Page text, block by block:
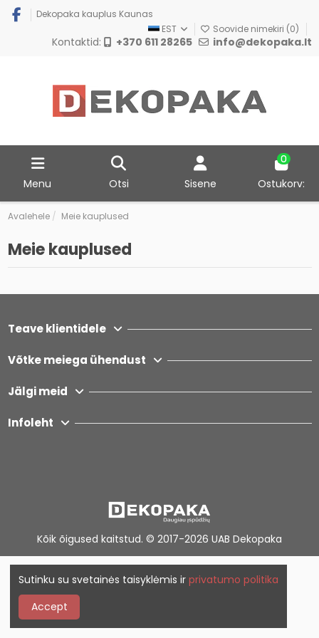
Dekopaka kauplus Kaunas
EST
Soovide nimekiri (0)
Kontaktid: +370 611 28265 info@dekopaka.lt
Menu Otsi Sisene
0
Ostukorv:
Avalehele Meie kauplused
Meie kauplused
Teave klientidele
Võtke meiega ühendust
Jälgi meid
Infoleht
Kõik õigused kaitstud. © 2017-2026 UAB Dekopaka
Sutinku su svetainės taisyklėmis ir privatumo politika
Accept